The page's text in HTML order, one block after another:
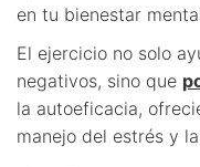
en tu bienestar
El ejercicio no solo
negativos, sino que
la autoeficacia,
manejo del estrés y